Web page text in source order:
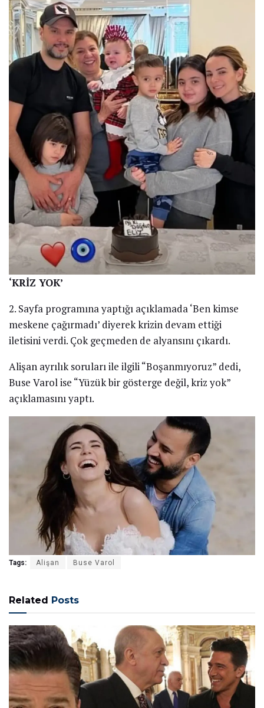
‘KRİZ YOK’
2. Sayfa programına yaptığı açıklamada ‘Ben kimse
meskene çağırmadı’ diyerek krizin devam ettiği
iletisini verdi. Çok geçmeden de alyansını çıkardı.
Alişan ayrılık soruları ile ilgili “Boşanmıyoruz” dedi,
Buse Varol ise “Yüzük bir gösterge değil, kriz yok”
açıklamasını yaptı.
Tags: Alişan Buse Varol
Related Posts